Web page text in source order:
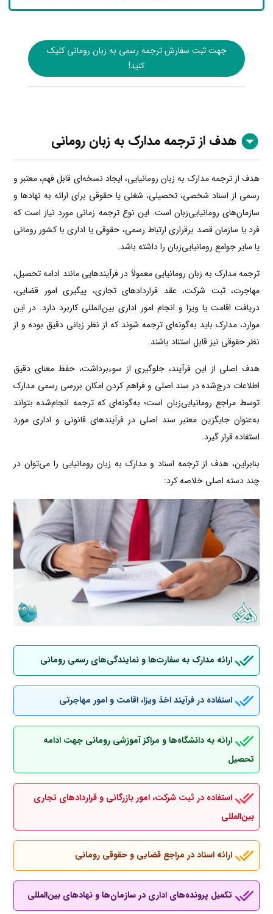
جهت ثبت سفارش ترجمه رسمی به زبان رومانی کلیک
کنید!
هدف از ترجمه مدارک به زبان رومانی
هدف از ترجمه مدارک به زبان رومانیایی، ایجاد نسخه‌ای قابل فهم، معتبر و
رسمی از اسناد شخصی، تحصیلی، شغلی یا حقوقی برای ارائه به نهادها و
سازمان‌های رومانیایی‌زبان است. این نوع ترجمه زمانی مورد نیاز است که
فرد یا سازمان قصد برقراری ارتباط رسمی، حقوقی یا اداری با کشور رومانی
یا سایر جوامع رومانیایی‌زبان را داشته باشد.
ترجمه مدارک به زبان رومانیایی معمولاً در فرآیندهایی مانند ادامه تحصیل،
مهاجرت، ثبت شرکت، عقد قراردادهای تجاری، پیگیری امور قضایی،
دریافت اقامت یا ویزا و انجام امور اداری بین‌المللی کاربرد دارد. در این
موارد، مدارک باید به‌گونه‌ای ترجمه شوند که از نظر زبانی دقیق بوده و از
نظر حقوقی نیز قابل استناد باشند.
هدف اصلی از این فرآیند، جلوگیری از سوءبرداشت، حفظ معنای دقیق
اطلاعات درج‌شده در سند اصلی و فراهم کردن امکان بررسی رسمی مدارک
توسط مراجع رومانیایی‌زبان است؛ به‌گونه‌ای که ترجمه انجام‌شده بتواند
به‌عنوان جایگزین معتبر سند اصلی در فرآیندهای قانونی و اداری مورد
استفاده قرار گیرد.
بنابراین، هدف از ترجمه اسناد و مدارک به زبان رومانیایی را می‌توان در
چند دسته اصلی خلاصه کرد:
ارائه مدارک به سفارت‌ها و نمایندگی‌های رسمی رومانی
استفاده در فرآیند اخذ ویزا، اقامت و امور مهاجرتی
ارائه به دانشگاه‌ها و مراکز آموزشی رومانی جهت ادامه
تحصیل
استفاده در ثبت شرکت، امور بازرگانی و قراردادهای تجاری
بین‌المللی
ارائه اسناد در مراجع قضایی و حقوقی رومانی
تکمیل پرونده‌های اداری در سازمان‌ها و نهادهای بین‌المللی